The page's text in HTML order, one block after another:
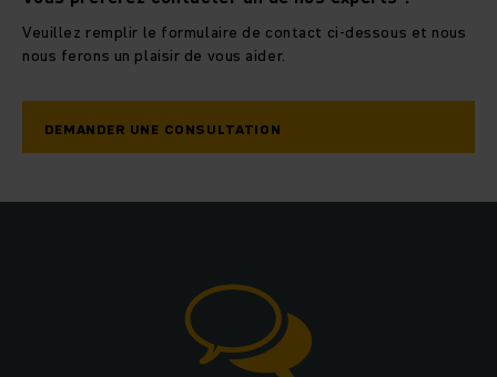
Veuillez remplir le formulaire de contact ci-dessous et nous
nous ferons un plaisir de vous aider.
DEMANDER UNE CONSULTATION